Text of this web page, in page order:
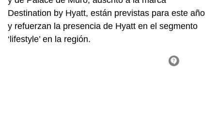
Destination by Hyatt, están previstas para este año
y refuerzan la presencia de Hyatt en el segmento
‘lifestyle’ en la región.